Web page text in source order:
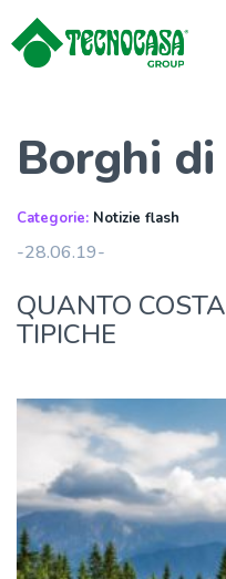
Borghi
Categorie: Notizie flash
-28.06.19-
QUANTO
TIPICHE